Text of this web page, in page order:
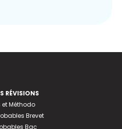
RÉVISIONS
Méthodo
Brevet
Bac